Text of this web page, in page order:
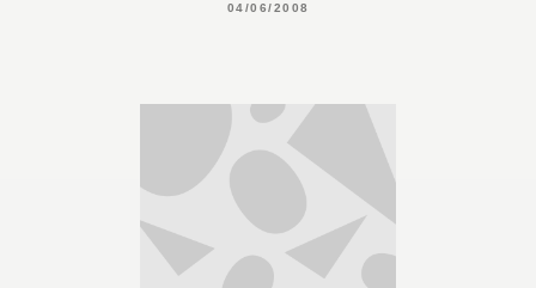
04/06/2008